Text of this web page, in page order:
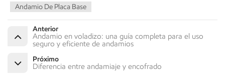
Andamio De Placa Base
Anterior
Andamio en voladizo: una guía completa para el uso
seguro y eficiente de andamios
Próximo
Diferencia entre andamiaje y encofrado